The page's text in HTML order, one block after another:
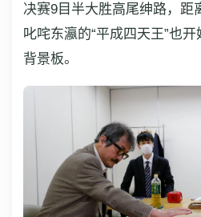
决赛9目半大胜高尾绅路，距
叱咤东瀛的“平成四天王”也
背景板。